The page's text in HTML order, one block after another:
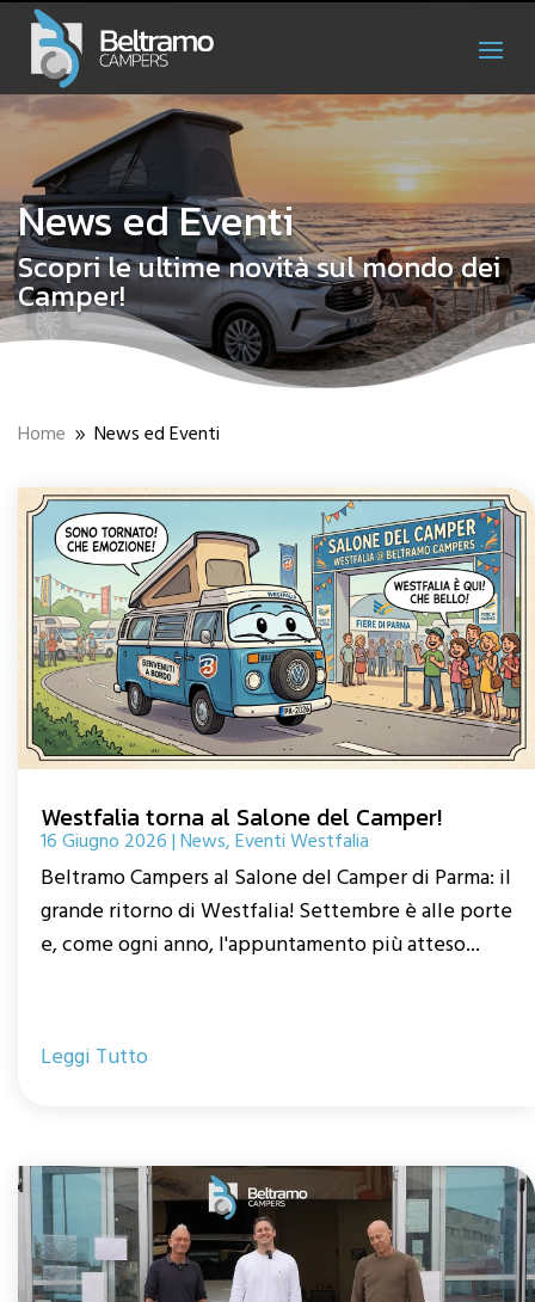
News ed Eventi
Scopri le ultime novità sul mondo dei
Camper!
Home 9 News ed Eventi
Westfalia torna al Salone del Camper!
16 Giugno 2026|News,Eventi Westfalia
Beltramo Campers al Salone del Camper di Parma: il
grande ritorno di Westfalia! Settembre è alle porte
e, come ogni anno, l'appuntamento più atteso...
Leggi Tutto